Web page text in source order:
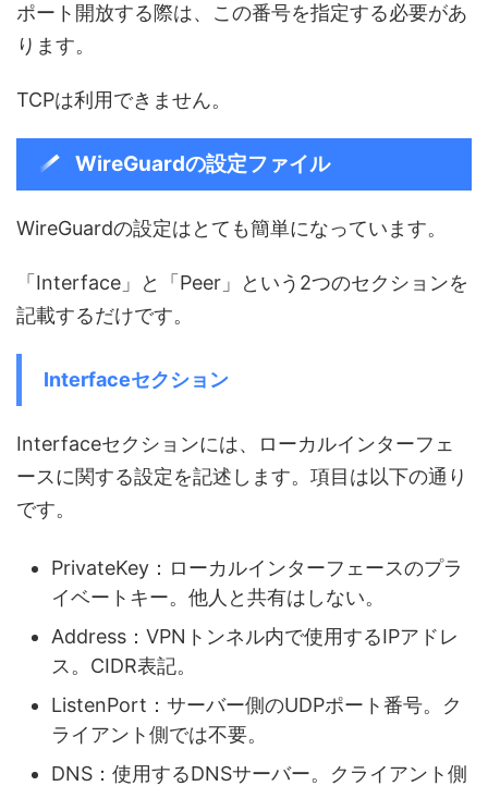
ポート開放する際は、この番号を指定する必要があ
ります。
TCPは利用できません。
WireGuardの設定ファイル
WireGuardの設定はとても簡単になっています。
「Interface」と「Peer」という2つのセクションを
記載するだけです。
Interfaceセクション
Interfaceセクションには、ローカルインターフェ
ースに関する設定を記述します。項目は以下の通り
です。
PrivateKey：ローカルインターフェースのプラ
イベートキー。他人と共有はしない。
Address：VPNトンネル内で使用するIPアドレ
ス。CIDR表記。
ListenPort：サーバー側のUDPポート番号。ク
ライアント側では不要。
DNS：使用するDNSサーバー。クライアント側